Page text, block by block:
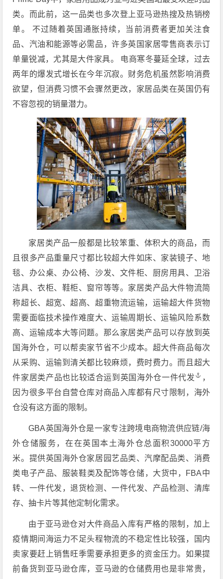
类。而此前，这一品类也多次登上亚马逊热搜及热销榜
单。 不过随着英国通胀持续，当前消费者更加关注食
品、汽油和能源等必需品，许多英国家居零售商表示订
单量锐减，尤其是大件家具。 电商寒冬蔓延全球，过去
两年的爆发式增长在今年沉寂。财务危机虽然影响消费
欲望，但消费习惯不会骤然更改，家居品类在英国仍有
不容忽视的销量潜力。
家居类产品一般都是比较笨重、体积大的商品，而
且很多产品重量尺寸都比较超大件如床、家装镜子、地
毯、办公桌、办公椅、沙发、文件柜、厨房用具、卫浴
洁具、衣柜、鞋柜、窗帘等等。家居类产品大件物流简
称超长、超宽、超高、超重物流运输，运输超大件货物
需要面临技术操作难度大、运输周期长、运输风险系数
高、运输成本大等问题。那么家居类产品可以存放到英
国海外仓，可以帮卖家节省不少成本。超大件商品每次
从采购、运输到清关都比较麻烦，费时费力。而且超大
件家居类产品也比较适合运到 英国海外仓一件代发
，
因为很多平台自营仓库对商品入库都有尺寸限制，海外
仓没有这方面的限制。
GBA英国海外仓是一家专注跨境电商物流供应链/海
外仓储服务，在在英国本土海外仓总面积30000平方
米。提供英国海外仓家居园艺品类、汽摩配品类、消费
类电子产品、服装鞋类及配饰等仓储，大货中，FBA中
转、一件代发，退货检测、一件代发、产品检测、清库
存、抽卡片等其他定制化需求。
由于亚马逊仓对大件商品入库有严格的限制，加上
疫情期间海运力不足头程物流的不稳定性比较强，国内
卖家要赶上销售旺季需要承担更多的资金压力。如果提
前备货到亚马逊仓库，亚马逊的仓储费用也是非常贵，